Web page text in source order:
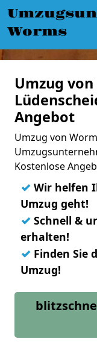
Worms
Umzug
Angebot
Umzug von
Kostenlose
✓ Wir helfen
Umzug geht!
✓ Schnell &
erhalten!
✓ Finden Sie
Umzug!